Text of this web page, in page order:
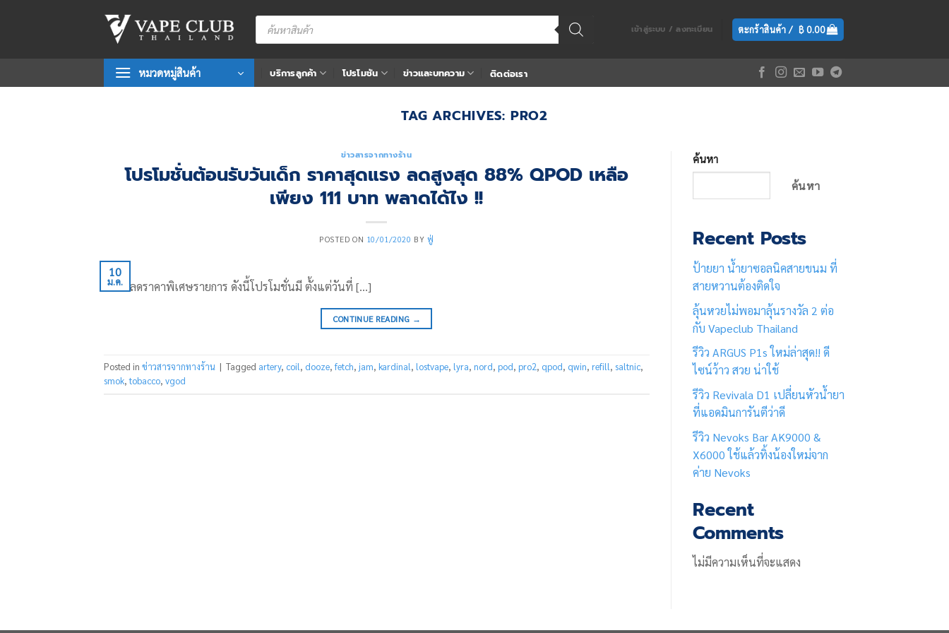
Products
search
เข้าสู่ระบบ / ลงทะเบียน ตะกร้าสินค้า / ฿0.00
หมวดหมู่สินค้า บริการลูกค้า โปรโมชัน ข่าวและบทความ ติดต่อเรา
TAG ARCHIVES: PRO2
ข่าวสารจากทางร้าน
โปรโมชั่นต้อนรับวันเด็ก ราคาสุดแรง ลดสูงสุด 88% QPOD เหลือ
เพียง 111 บาท พลาดได้ไง !!
POSTED ON 10/01/2020 BY ฟู่
10
ม.ค.
สินค้าลดราคาพิเศษรายการ ดังนี้โปรโมชั่นมี ตั้งแต่วันที่ […]
CONTINUE READING →
Posted in ข่าวสารจากทางร้าน | Tagged artery, coil, dooze,fetch, jam, kardinal, lostvape, lyra, nord, pod, pro2, qpod, qwin, refill, saltnic,
smok,tobacco, vgod
ค้นหา
ค้นหา
Recent Posts
ป้ายยา น้ำยาซอลนิคสายขนม ที่
สายหวานต้องติดใจ
ลุ้นหวยไม่พอมาลุ้นรางวัล 2 ต่อ
กับ Vapeclub Thailand
รีวิว ARGUS P1s ใหม่ล่าสุด!! ดี
ไซน์ว้าว สวย น่าใช้
รีวิว Revivala D1 เปลี่ยนหัวน้ำยา
ที่แอดมินการันตีว่าดี
รีวิว Nevoks Bar AK9000 &
X6000 ใช้แล้วทิ้งน้องใหม่จาก
ค่าย Nevoks
Recent
Comments
ไม่มีความเห็นที่จะแสดง